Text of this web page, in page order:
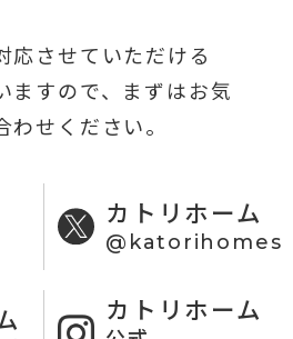
応させていただける
ますので、まずはお気
せください。
カトリホーム
@katorihomes
カトリホーム